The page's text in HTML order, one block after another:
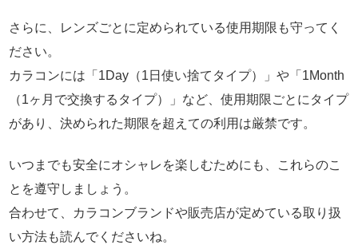
さらに、レンズごとに定められている使用期限も守ってく
ださい。
カラコンには「1Day（1日使い捨てタイプ）」や「1Month
（1ヶ月で交換するタイプ）」など、使用期限ごとにタイプ
があり、決められた期限を超えての利用は厳禁です。
いつまでも安全にオシャレを楽しむためにも、これらのこ
とを遵守しましょう。
合わせて、カラコンブランドや販売店が定めている取り扱
い方法も読んでくださいね。